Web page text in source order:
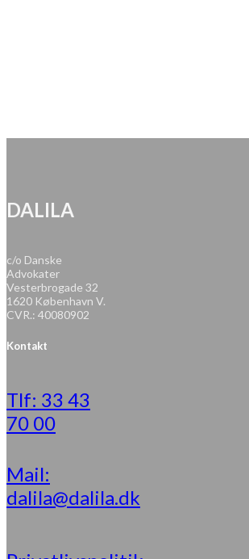
DALILA
c/o Danske
Advokater
Vesterbrogade 32
1620 København V.
CVR.: 40080902
Kontakt
Tlf: 33 43
70 00
Mail:
dalila@dalila.dk